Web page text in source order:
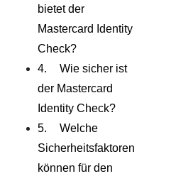
bietet der
Mastercard Identity
Check?
Wie sicher ist
der Mastercard
Identity Check?
Welche
Sicherheitsfaktoren
können für den